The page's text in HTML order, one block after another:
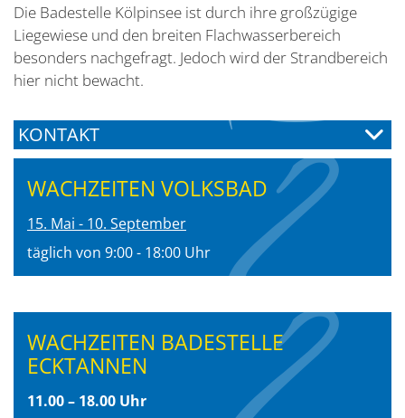
Die Badestelle Kölpinsee ist durch ihre großzügige
Liegewiese und den breiten Flachwasserbereich
besonders nachgefragt. Jedoch wird der Strandbereich
hier nicht bewacht.
KONTAKT
WACHZEITEN VOLKSBAD
15. Mai - 10. September
täglich von 9:00 - 18:00 Uhr
WACHZEITEN BADESTELLE
ECKTANNEN
11.00 – 18.00 Uhr